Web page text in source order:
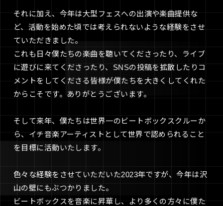
それに加え、今年は大型フェスへの出演や楽曲提供な
ど、活動を始めた頃では考えられないような経験をさせ
ていただきました。
これも日々僕たちの楽曲を聴いてくださったり、ライブ
に遊びに来てくださったり、SNSの投稿を拡散したりコ
メントをしてくださる皆様が僕たちを大きくしてくれた
からこそです。ありがとうございます。
そして来年、僕たちは世界一のビートボックスクルーか
ら、イチ音楽アーティストとして世界で認められること
を目標に活動いたします。
色々な経験をさせていただいた2023年ですが、今年は沢
山の壁にもぶつかりました。
ビートボックスを音楽に昇華し、より多くの方々に僕た